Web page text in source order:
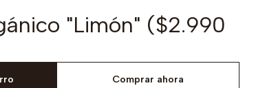
"Limón" ($2.990
Comprar ahora